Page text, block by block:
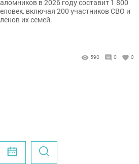
в 2026 году составит 1 800
включая 200 участников СВО и
их семей.
590 0 0